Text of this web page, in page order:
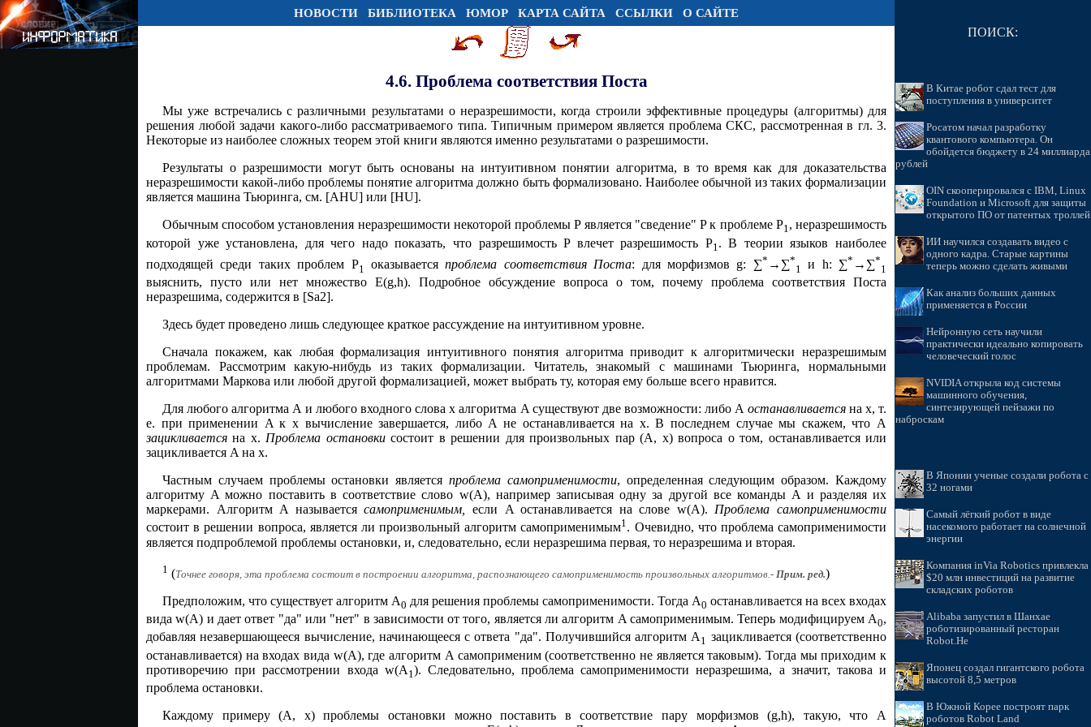
НОВОСТИ БИБЛИОТЕКА ЮМОР КАРТА САЙТА ССЫЛКИ О САЙТЕ
4.6. Проблема соответствия Поста
Мы уже встречались с различными результатами о неразрешимости, когда строили эффективные процедуры (алгоритмы) для
решения любой задачи какого-либо рассматриваемого типа. Типичным примером является проблема СКС, рассмотренная в гл. 3.
Некоторые из наиболее сложных теорем этой книги являются именно результатами о разрешимости.
Результаты о разрешимости могут быть основаны на интуитивном понятии алгоритма, в то время как для доказательства
неразрешимости какой-либо проблемы понятие алгоритма должно быть формализовано. Наиболее обычной из таких формализации
является машина Тьюринга, см. [AHU] или [HU].
Обычным способом установления неразрешимости некоторой проблемы P является "сведение" P к проблеме P1, неразрешимость
которой уже установлена, для чего надо показать, что разрешимость P влечет разрешимость P1 . В теории языков наиболее
подходящей среди таких проблем P1 оказываетсяпроблема соответствия Поста: для морфизмов g: ∑* →∑*
1 и h: ∑* →∑*
1
выяснить, пусто или нет множество E(g,h). Подробное обсуждение вопроса о том, почему проблема соответствия Поста
неразрешима, содержится в [Sa2].
Здесь будет проведено лишь следующее краткое рассуждение на интуитивном уровне.
Сначала покажем, как любая формализация интуитивного понятия алгоритма приводит к алгоритмически неразрешимым
проблемам. Рассмотрим какую-нибудь из таких формализации. Читатель, знакомый с машинами Тьюринга, нормальными
алгоритмами Маркова или любой другой формализацией, может выбрать ту, которая ему больше всего нравится.
Для любого алгоритма A и любого входного слова x алгоритма A существуют две возможности: либо A останавливаетсяна x, т.
е. при применении A к x вычисление завершается, либо A не останавливается на x. В последнем случае мы скажем, что A
зацикливается на x. Проблема остановкисостоит в решении для произвольных пар (A, x) вопроса о том, останавливается или
зацикливается A на x.
Частным случаем проблемы остановки является проблема самоприменимости, определенная следующим образом. Каждому
алгоритму A можно поставить в соответствие слово w(A), например записывая одну за другой все команды A и разделяя их
маркерами. Алгоритм A называетсясамоприменимым, если A останавливается на слове w(A). Проблема самоприменимости
состоит в решении вопроса, является ли произвольный алгоритм самоприменимым1. Очевидно, что проблема самоприменимости
является подпроблемой проблемы остановки, и, следовательно, если неразрешима первая, то неразрешима и вторая.
1 (Точнее говоря, эта проблема состоит в построении алгоритма, распознающего самоприменимость произвольных алгоритмов.- Прим. ред.)
Предположим, что существует алгоритм A0 для решения проблемы самоприменимости. Тогда A0 останавливается на всех входах
вида w(A) и дает ответ "да" или "нет" в зависимости от того, является ли алгоритм A самоприменимым. Теперь модифицируем A0,
добавляя незавершающееся вычисление, начинающееся с ответа "да". Получившийся алгоритм A 1 зацикливается (соответственно
останавливается) на входах вида w(A), где алгоритм A самоприменим (соответственно не является таковым). Тогда мы приходим к
противоречию при рассмотрении входа w(A1 ). Следовательно, проблема самоприменимости неразрешима, а значит, такова и
проблема остановки.
Каждому примеру (A, x) проблемы остановки можно поставить в соответствие пару морфизмов (g,h), такую, что A
ПОИСК:
В Китае робот сдал тест для
поступления в университет
Росатом начал разработку
квантового компьютера. Он
обойдется бюджету в 24 миллиарда
рублей
OIN скооперировался с IBM, Linux
Foundation и Microsoft для защиты
открытого ПО от патентых троллей
ИИ научился создавать видео с
одного кадра. Старые картины
теперь можно сделать живыми
Как анализ больших данных
применяется в России
Нейронную сеть научили
практически идеально копировать
человеческий голос
NVIDIA открыла код системы
машинного обучения,
синтезирующей пейзажи по
наброскам
В Японии ученые создали робота с
32 ногами
Самый лёгкий робот в виде
насекомого работает на солнечной
энергии
Компания inVia Robotics привлекла
$20 млн инвестиций на развитие
складских роботов
Alibaba запустил в Шанхае
роботизированный ресторан
Robot.He
Японец создал гигантского робота
высотой 8,5 метров
В Южной Корее построят парк
роботов Robot Land